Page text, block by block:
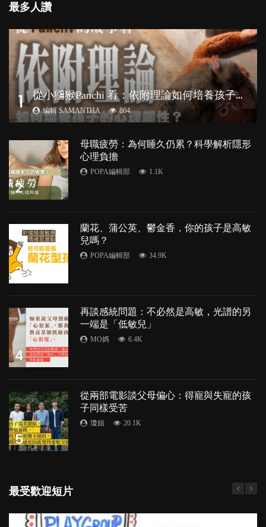
最多人讚
1 從
小獼猴Panchi 看：依附理論如何培養孩子心理韌性？
編輯 SAMANTHA 864
2
母職疲勞：為何睡久仍累？科學解析隱形
心理負擔
POPA編輯部 1.1K
3
蘭花、蒲公英、鬱金香，你的孩子是高敏
兒嗎？
POPA編輯部 34.9K
4
再談感統問題：不必然是高敏，光譜的另
一端是「低敏兒」
MO媽 6.4K
5
從兩部電影談父母偏心：得寵與失寵的孩
子同樣受苦
瓊姐 20.1K
最受歡迎短片